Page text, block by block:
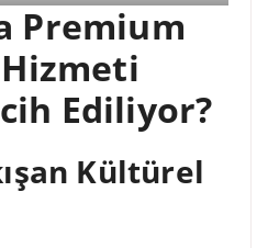
Premium
Hizmeti
Ediliyor?
Kültürel